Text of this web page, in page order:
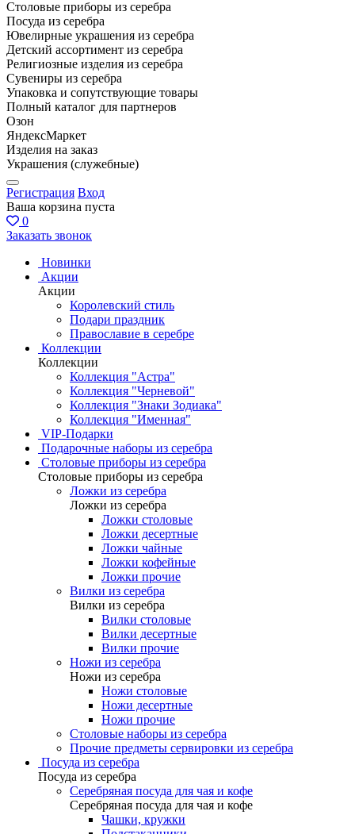
Столовые приборы из серебра
Посуда из серебра
Ювелирные украшения из серебра
Детский ассортимент из серебра
Религиозные изделия из серебра
Сувениры из серебра
Упаковка и сопутствующие товары
Полный каталог для партнеров
Озон
ЯндексМаркет
Изделия на заказ
Украшения (служебные)
Регистрация Вход
Ваша корзина пуста
0
Заказать звонок
Новинки
Акции
Акции
Королевский стиль
Подари праздник
Православие в серебре
Коллекции
Коллекции
Коллекция "Астра"
Коллекция "Черневой"
Коллекция "Знаки Зодиака"
Коллекция "Именная"
VIP-Подарки
Подарочные наборы из серебра
Столовые приборы из серебра
Столовые приборы из серебра
Ложки из серебра
Ложки из серебра
Ложки столовые
Ложки десертные
Ложки чайные
Ложки кофейные
Ложки прочие
Вилки из серебра
Вилки из серебра
Вилки столовые
Вилки десертные
Вилки прочие
Ножи из серебра
Ножи из серебра
Ножи столовые
Ножи десертные
Ножи прочие
Столовые наборы из серебра
Прочие предметы сервировки из серебра
Посуда из серебра
Посуда из серебра
Серебряная посуда для чая и кофе
Серебряная посуда для чая и кофе
Чашки, кружки